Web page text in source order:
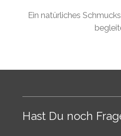
Ein natürliches
Hast Du noch